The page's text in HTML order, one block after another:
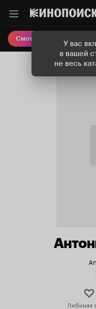
У вас
в вашей
не весь
Смотреть кино
Любимая